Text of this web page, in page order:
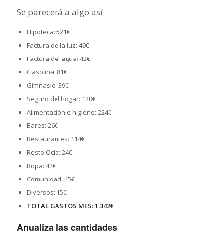
Se parecerá a algo así
Hipoteca: 521€
Factura de la luz: 49€
Factura del agua: 42€
Gasolina: 81€
Gimnasio: 39€
Seguro del hogar: 120€
Alimentación e higiene: 224€
Bares: 26€
Restaurantes: 114€
Resto Ocio: 24€
Ropa: 42€
Comunidad: 45€
Diversos: 15€
TOTAL GASTOS MES: 1.342€
Anualiza las cantidades